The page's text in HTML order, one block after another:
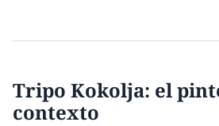
Tripo Kokolja: el
contexto